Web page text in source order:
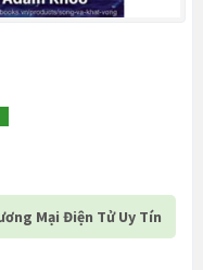
Mại Điện Tử Uy Tín